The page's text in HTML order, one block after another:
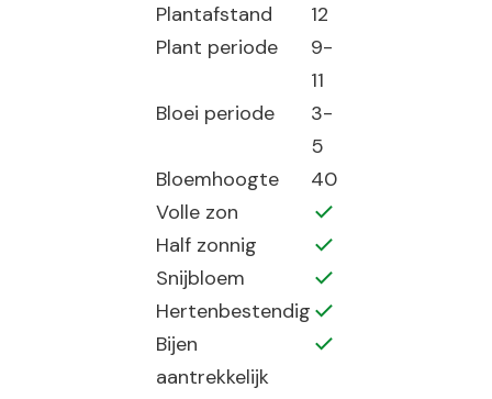
Plantafstand
12
Plant periode
9-
11
Bloei periode
3-
5
Bloemhoogte
40
Volle zon
Half zonnig
Snijbloem
Hertenbestendig
Bijen
aantrekkelijk